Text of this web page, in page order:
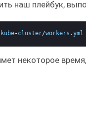
наш плейбук,
kube-cluster/workers .yml
некоторое